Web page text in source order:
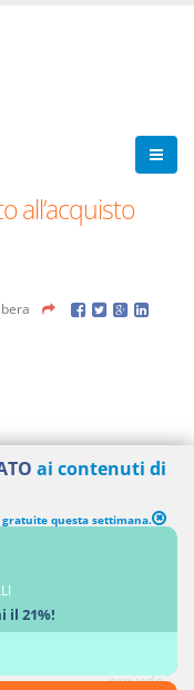
all’acquisto
viene finanziato, in
un contratto di mutuo
bancario.
prevede
ai contenuti di
gratuite questa settimana.
il 21%!